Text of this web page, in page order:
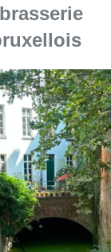
: un ancien